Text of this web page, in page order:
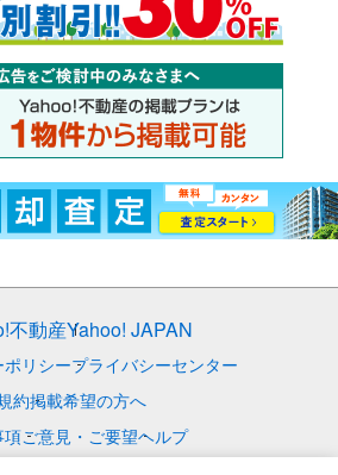
不動産Yahoo! JAPAN
リシープライバシーセンター
約掲載希望の方へ
項ご意見・ご要望ヘルプ
© LY Corporation